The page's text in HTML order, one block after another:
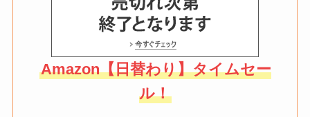
Amazon【日替わり】タイムセー
ル！